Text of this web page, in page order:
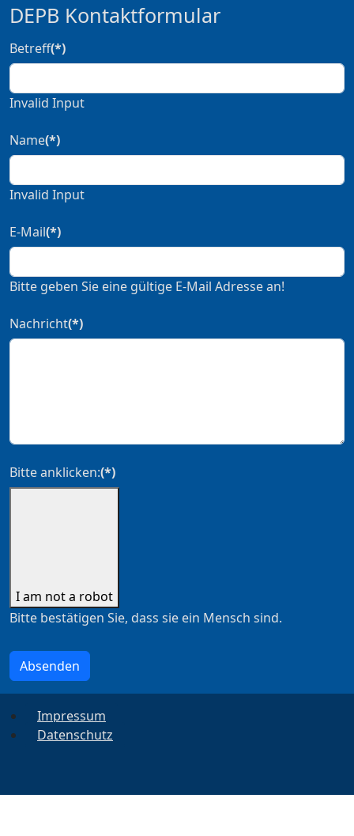
DEPB Kontaktformular
Betreff(*)
Invalid Input
Name(*)
Invalid Input
E-Mail(*)
Bitte geben Sie eine gültige E-Mail Adresse an!
Nachricht(*)
Bitte anklicken:(*)
I am not a robot
Bitte bestätigen Sie, dass sie ein Mensch sind.
Absenden
Impressum
Datenschutz